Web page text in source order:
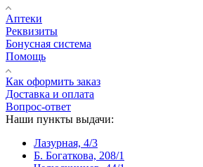
Аптеки
Реквизиты
Бонусная система
Помощь
Как оформить заказ
Доставка и оплата
Вопрос-ответ
Наши пункты выдачи:
Лазурная, 4/3
Б. Богаткова, 208/1